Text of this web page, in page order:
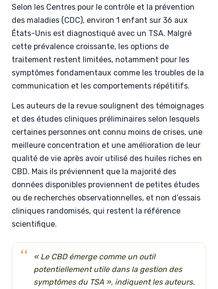
Selon les Centres pour le contrôle et la prévention
des maladies (CDC), environ 1 enfant sur 36 aux
États-Unis est diagnostiqué avec un TSA. Malgré
cette prévalence croissante, les options de
traitement restent limitées, notamment pour les
symptômes fondamentaux comme les troubles de la
communication et les comportements répétitifs.
Les auteurs de la revue soulignent des témoignages
et des études cliniques préliminaires selon lesquels
certaines personnes ont connu moins de crises, une
meilleure concentration et une amélioration de leur
qualité de vie après avoir utilisé des huiles riches en
CBD. Mais ils préviennent que la majorité des
données disponibles proviennent de petites études
ou de recherches observationnelles, et non d’essais
cliniques randomisés, qui restent la référence
scientifique.
« Le CBD émerge comme un outil
potentiellement utile dans la gestion des
symptômes du TSA », indiquent les auteurs.